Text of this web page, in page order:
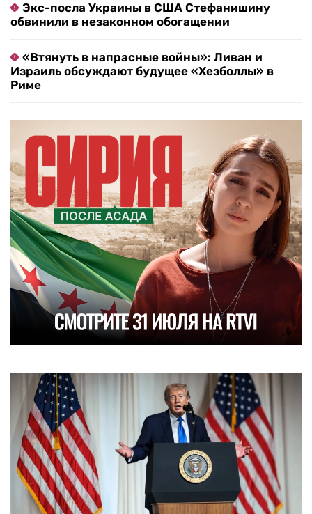
Экс-посла Украины в США Стефанишину
обвинили в незаконном обогащении
«Втянуть в напрасные войны»: Ливан и
Израиль обсуждают будущее «Хезболлы» в
Риме